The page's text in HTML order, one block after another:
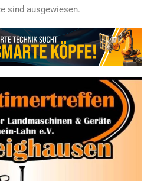
sind ausgewiesen.